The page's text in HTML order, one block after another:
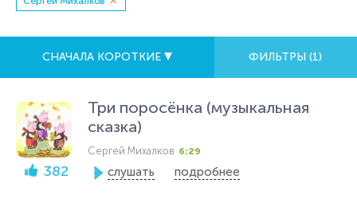
СНАЧАЛА КОРОТКИЕ ФИЛЬТРЫ (1)
382
Три поросёнка (музыкальная
сказка)
Сергей Михалков 6:29
слушать подробнее